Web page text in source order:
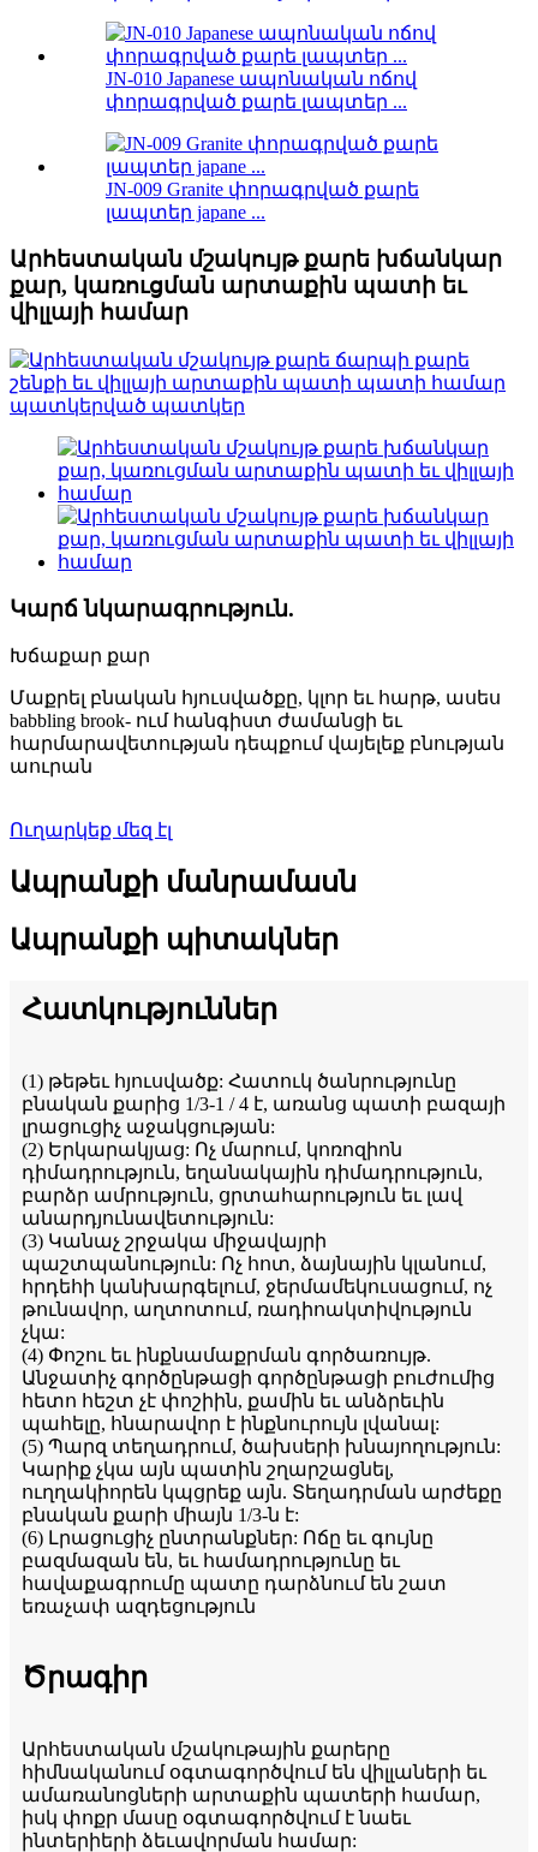
JN-010 Japanese ապոնական ոճով
փորագրված քարե լապտեր ...
JN-009 Granite փորագրված քարե
լապտեր japane ...
Արհեստական ​​մշակույթ քարե խճանկար
քար, կառուցման արտաքին պատի եւ
վիլլայի համար
Կարճ նկարագրություն.
Խճաքար քար
Մաքրել բնական հյուսվածքը, կլոր եւ հարթ, ասես
babbling brook- ում հանգիստ ժամանցի եւ
հարմարավետության դեպքում վայելեք բնության
աուրան
Ուղարկեք մեզ էլ
Ապրանքի մանրամասն
Ապրանքի պիտակներ
Հատկություններ
(1) թեթեւ հյուսվածք: Հատուկ ծանրությունը
բնական քարից 1/3-1 / 4 է, առանց պատի բազայի
լրացուցիչ աջակցության:
(2) Երկարակյաց: Ոչ մարում, կոռոզիոն
դիմադրություն, եղանակային դիմադրություն,
բարձր ամրություն, ցրտահարություն եւ լավ
անարդյունավետություն:
(3) Կանաչ շրջակա միջավայրի
պաշտպանություն: Ոչ հոտ, ձայնային կլանում,
հրդեհի կանխարգելում, ջերմամեկուսացում, ոչ
թունավոր, աղտոտում, ռադիոակտիվություն
չկա:
(4) Փոշու եւ ինքնամաքրման գործառույթ.
Անջատիչ գործընթացի գործընթացի բուժումից
հետո հեշտ չէ փոշիին, քամին եւ անձրեւին
պահելը, հնարավոր է ինքնուրույն լվանալ:
(5) Պարզ տեղադրում, ծախսերի խնայողություն:
Կարիք չկա այն պատին շղարշացնել,
ուղղակիորեն կպցրեք այն. Տեղադրման արժեքը
բնական քարի միայն 1/3-ն է:
(6) Լրացուցիչ ընտրանքներ: Ոճը եւ գույնը
բազմազան են, եւ համադրությունը եւ
հավաքագրումը պատը դարձնում են շատ
եռաչափ ազդեցություն
Ծրագիր
Արհեստական ​​մշակութային քարերը
հիմնականում օգտագործվում են վիլլաների եւ
ամառանոցների արտաքին պատերի համար,
իսկ փոքր մասը օգտագործվում է նաեւ
ինտերիերի ձեւավորման համար: